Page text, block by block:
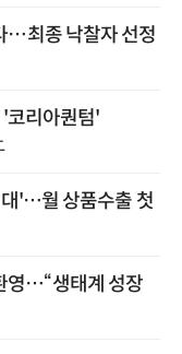
…최종 낙찰자 선정
'코리아퀀텀'
'…월 상품수출 첫
영…“생태계 성장